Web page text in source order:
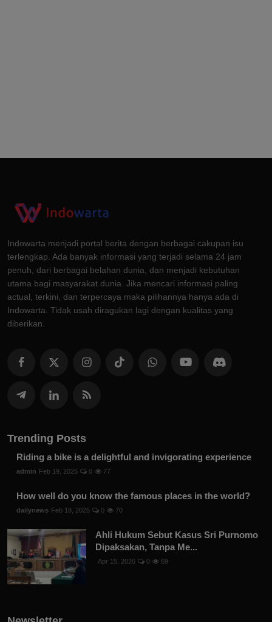
Indowarta menjadi portal berita dengan berbagai cakupan isu
terlengkap. Ada banyak informasi yang terjadi selama 24 jam
penuh, dari berbagai belahan dunia, dan menjadi kebutuhan
utama bagi masyarakat dunia. Jika mencari informasi paling
actual, terkini, dan terpercaya maka pilihannya hanya ada di
Indowarta. Tidak usah diragukan lagi dengan kualitas yang
diberikan.
Trending Posts
Riding a bike is a delightful and invigorating experience
admin Feb 19, 2025 0 77
How well do you know the famous places in the world?
dailynews Feb 18, 2025 0 70
Ahli Hukum Sebut Kasus Sri Purnomo
Dipaksakan, Tanpa Me...
Apr 15, 2026 0 69